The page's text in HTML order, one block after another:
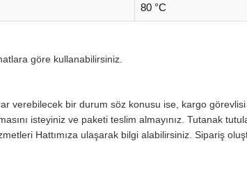
80 °C
göre kullanabilirsiniz.
verebilecek bir durum söz konusu ise, kargo
isteyiniz ve paketi teslim almayınız. Tutanak
Hattımıza ulaşarak bilgi alabilirsiniz. Sipariş